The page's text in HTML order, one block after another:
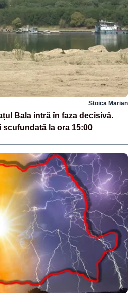
Stoica Marian
Bala intră în faza decisivă.
scufundată la ora 15:00